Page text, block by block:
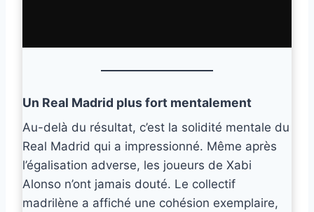
Un Real Madrid plus fort mentalement
Au-delà du résultat, c’est la solidité mentale du
Real Madrid qui a impressionné. Même après
l’égalisation adverse, les joueurs de Xabi
Alonso n’ont jamais douté. Le collectif
madrilène a affiché une cohésion exemplaire,